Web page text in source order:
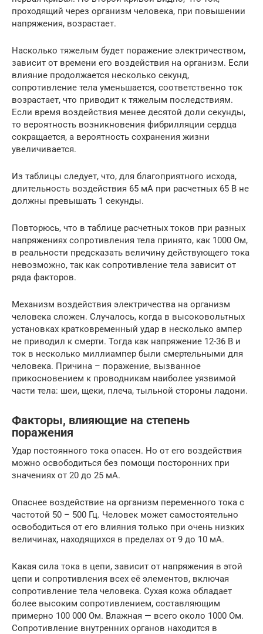
проходящий через организм человека, при повышении
напряжения, возрастает.
Насколько тяжелым будет поражение электричеством,
зависит от времени его воздействия на организм. Если
влияние продолжается несколько секунд,
сопротивление тела уменьшается, соответственно ток
возрастает, что приводит к тяжелым последствиям.
Если время воздействия менее десятой доли секунды,
то вероятность возникновения фибрилляции сердца
сокращается, а вероятность сохранения жизни
увеличивается.
Из таблицы следует, что, для благоприятного исхода,
длительность воздействия 65 мА при расчетных 65 В не
должны превышать 1 секунды.
Повторюсь, что в таблице расчетных токов при разных
напряжениях сопротивления тела принято, как 1000 Ом,
в реальности предсказать величину действующего тока
невозможно, так как сопротивление тела зависит от
ряда факторов.
Механизм воздействия электричества на организм
человека сложен. Случалось, когда в высоковольтных
установках кратковременный удар в несколько ампер
не приводил к смерти. Тогда как напряжение 12-36 В и
ток в несколько миллиампер были смертельными для
человека. Причина – поражение, вызванное
прикосновением к проводникам наиболее уязвимой
части тела: шеи, щеки, плеча, тыльной стороны ладони.
Факторы, влияющие на степень
поражения
Удар постоянного тока опасен. Но от его воздействия
можно освободиться без помощи посторонних при
значениях от 20 до 25 мА.
Опаснее воздействие на организм переменного тока с
частотой 50 – 500 Гц. Человек может самостоятельно
освободиться от его влияния только при очень низких
величинах, находящихся в пределах от 9 до 10 мА.
Какая сила тока в цепи, зависит от напряжения в этой
цепи и сопротивления всех её элементов, включая
сопротивление тела человека. Сухая кожа обладает
более высоким сопротивлением, составляющим
примерно 100 000 Ом. Влажная — всего около 1000 Ом.
Сопротивление внутренних органов находится в